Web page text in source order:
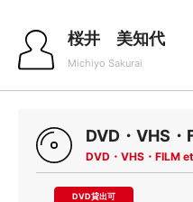
桜井 美知代
Michiyo Sakurai
DVD・VHS
DVD・VHS・FILM
DVD貸出可